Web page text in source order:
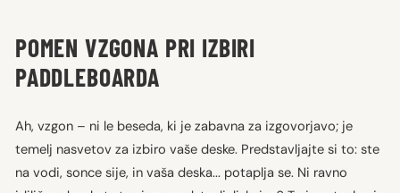
POMEN VZGONA PRI IZBIRI
PADDLEBOARDA
Ah, vzgon – ni le beseda, ki je zabavna za izgovorjavo; je
temelj nasvetov za izbiro vaše deske. Predstavljajte si to: ste
na vodi, sonce sije, in vaša deska... potaplja se. Ni ravno